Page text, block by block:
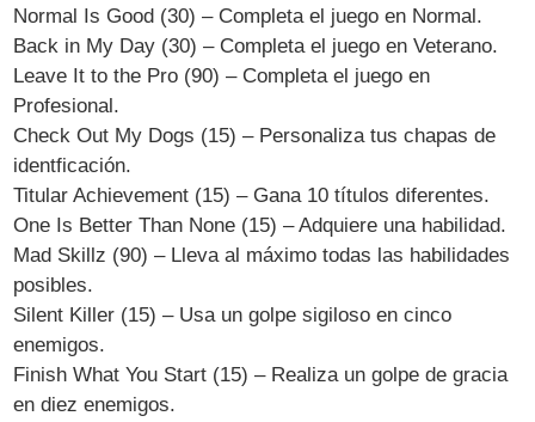
Normal Is Good (30) – Completa el juego en Normal.
Back in My Day (30) – Completa el juego en Veterano.
Leave It to the Pro (90) – Completa el juego en
Profesional.
Check Out My Dogs (15) – Personaliza tus chapas de
identficación.
Titular Achievement (15) – Gana 10 títulos diferentes.
One Is Better Than None (15) – Adquiere una habilidad.
Mad Skillz (90) – Lleva al máximo todas las habilidades
posibles.
Silent Killer (15) – Usa un golpe sigiloso en cinco
enemigos.
Finish What You Start (15) – Realiza un golpe de gracia
en diez enemigos.